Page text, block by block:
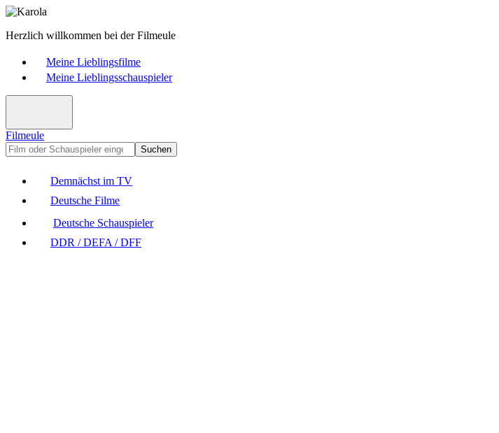
Herzlich willkommen bei der Filmeule
Meine Lieblingsfilme
Meine Lieblingsschauspieler
Filmeule
Suchen
Demnächst im TV
Deutsche Filme
Deutsche Schauspieler
DDR / DEFA / DFF